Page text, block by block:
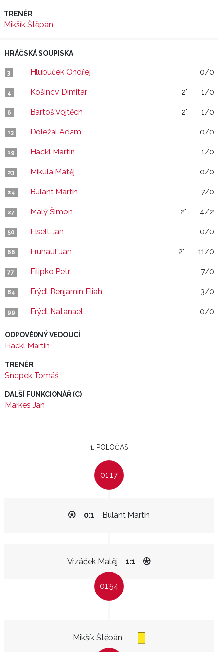
TRENÉR
Mikšík Štěpán
HRÁČSKÁ SOUPISKA
3 Hlubuček Ondřej 0/0
4 Košinov Dimitar 2" 1/0
6 Bartoš Vojtěch 2" 1/0
13 Doležal Adam 0/0
19 Hackl Martin 1/0
23 Mikula Matěj 0/0
24 Bulant Martin 7/0
27 Malý Šimon 2" 4/2
50 Eiselt Jan 0/0
66 Frühauf Jan 2" 11/0
77 Filipko Petr 7/0
84 Frýdl Benjamin Eliah 3/0
99 Frýdl Natanael 0/0
ODPOVĚDNÝ VEDOUCÍ
Hackl Martin
TRENÉR
Snopek Tomáš
DALŠÍ FUNKCIONÁŘ (C)
Markes Jan
1. POLOČAS
01:17
Bulant Martin
0:1
Vrzáček Matěj 1:1
01:54
Mikšík Štěpán